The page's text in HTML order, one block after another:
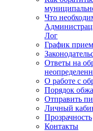
Что
Лог
График
Ответы на
О работе с
Порядок
Отправить
Личный
Прозрачность
Контакты